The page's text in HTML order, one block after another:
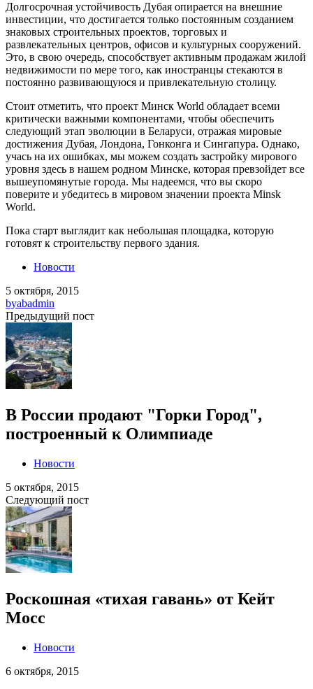
Долгосрочная устойчивость Дубая опирается на внешние
инвестиции, что достигается только постоянным созданием
знаковых строительных проектов, торговых и
развлекательных центров, офисов и культурных сооружений.
Это, в свою очередь, способствует активным продажам жилой
недвижимости по мере того, как иностранцы стекаются в
постоянно развивающуюся и привлекательную столицу.
Стоит отметить, что проект Минск World обладает всеми
критически важными компонентами, чтобы обеспечить
следующий этап эволюции в Беларуси, отражая мировые
достижения Дубая, Лондона, Гонконга и Сингапура. Однако,
учась на их ошибках, мы можем создать застройку мирового
уровня здесь в нашем родном Минске, которая превзойдет все
вышеупомянутые города. Мы надеемся, что вы скоро
поверите и убедитесь в мировом значении проекта Minsk
World.
Пока старт выглядит как небольшая площадка, которую
готовят к строительству первого здания.
Новости
5 октября, 2015
byabadmin
Предыдущий пост
В России продают "Горки Город",
построенный к Олимпиаде
Новости
5 октября, 2015
Следующий пост
Роскошная «тихая гавань» от Кейт
Мосс
Новости
6 октября, 2015